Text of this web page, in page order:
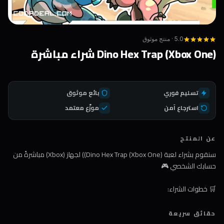
5.0 · منتج موثوق
Dino Hex Trap (Xbox One) شراء مباشرة
تسليم فوري
بائع موثوق
استرجاع آمن
موزّع معتمد
عن المنتج
سنقوم بشراء لعبة (Dino Hex Trap (Xbox One)) لجهاز (Xbox) مباشرةً من
حسابك الشخصي 🎮
🛒 خطوات الشراء:
1️⃣ اضغط على زر الشراء
حقائق سريعة